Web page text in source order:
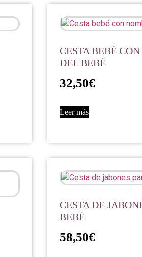
CESTA BEBÉ
DEL BEBÉ
32,50€
Leer más
CESTA DE
BEBÉ
58,50€